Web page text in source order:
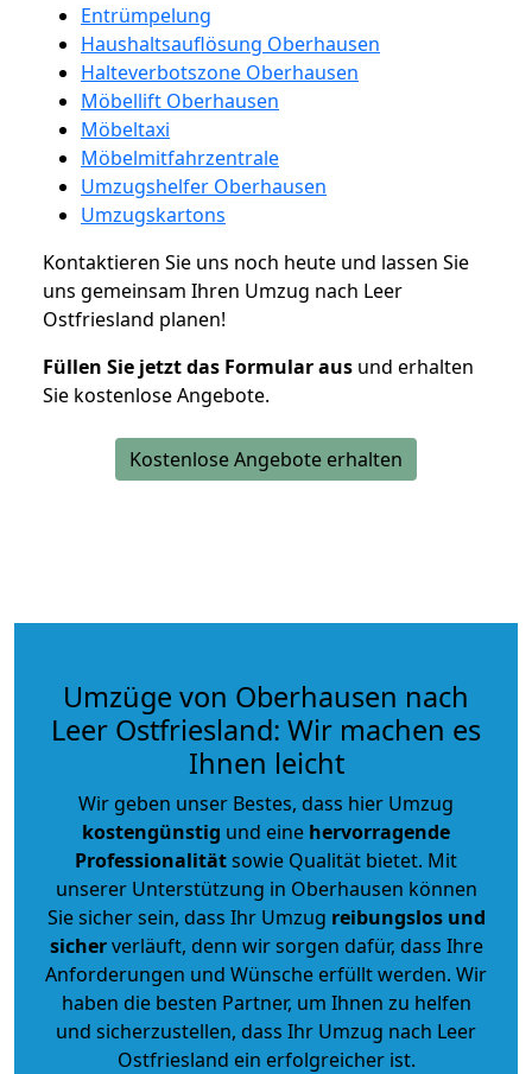
Entrümpelung
Haushaltsauflösung Oberhausen
Halteverbotszone Oberhausen
Möbellift Oberhausen
Möbeltaxi
Möbelmitfahrzentrale
Umzugshelfer Oberhausen
Umzugskartons
Kontaktieren Sie uns noch heute und lassen Sie
uns gemeinsam Ihren Umzug nach Leer
Ostfriesland planen!
Füllen Sie jetzt das Formular aus und erhalten
Sie kostenlose Angebote.
Kostenlose Angebote erhalten
Umzüge von Oberhausen nach
Leer Ostfriesland: Wir machen es
Ihnen leicht
Wir geben unser Bestes, dass hier Umzug
kostengünstig und eine hervorragende
Professionalitätsowie Qualität bietet. Mit
unserer Unterstützung in Oberhausen können
Sie sicher sein, dass Ihr Umzug reibungslos und
sicherverläuft, denn wir sorgen dafür, dass Ihre
Anforderungen und Wünsche erfüllt werden. Wir
haben die besten Partner, um Ihnen zu helfen
und sicherzustellen, dass Ihr Umzug nach Leer
Ostfriesland ein erfolgreicher ist.